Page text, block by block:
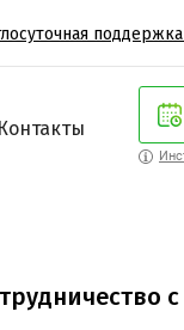
Контакты